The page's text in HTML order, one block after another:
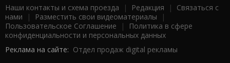
Наши контакты и схема проезда | Редакция | Связаться с
нами | Разместить свои видеоматериалы |
Пользовательское Соглашение |
Политика в сфере
конфиденциальности и персональных данных
Реклама на сайте: Отдел продаж digital рекламы